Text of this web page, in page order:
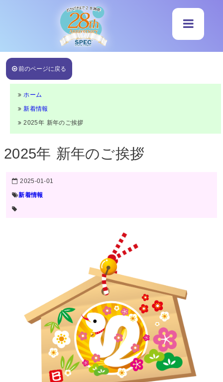
前のページに戻る
ホーム
新着情報
2025年 新年のご挨拶
2025年 新年のご挨拶
2025-01-01
新着情報